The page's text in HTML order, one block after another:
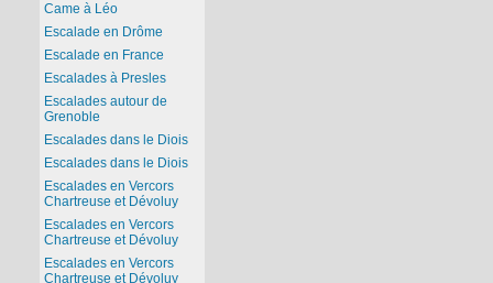
Came à Léo
Escalade en Drôme
Escalade en France
Escalades à Presles
Escalades autour de
Grenoble
Escalades dans le Diois
Escalades dans le Diois
Escalades en Vercors
Chartreuse et Dévoluy
Escalades en Vercors
Chartreuse et Dévoluy
Escalades en Vercors
Chartreuse et Dévoluy